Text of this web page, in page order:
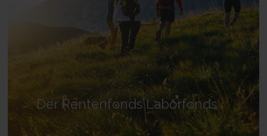
Der Rentenfonds Laborfonds